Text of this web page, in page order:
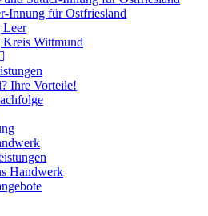
Innung für Ostfriesland
Leer
Wittmund
Ihre Vorteile!
Handwerk